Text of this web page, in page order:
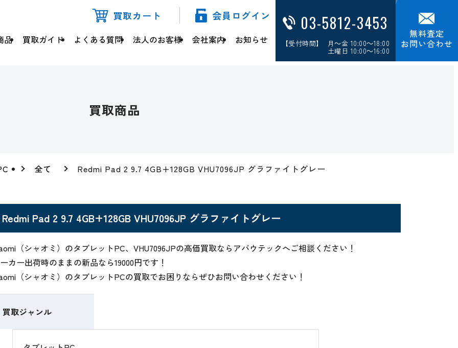
買取カート 会員ログイン
品 買取ガイド よくある質問 法人のお客様 会社案内 お知らせ
03-5812-3453
【受付時間】 月～金 10:00～18:00
土曜日 10:00～16:00
無料査定
お問い合わせ
買取商品
全て Redmi Pad 2 9.7 4GB+128GB VHU7096JP グラファイトグレー
Redmi Pad 2 9.7 4GB+128GB VHU7096JP グラファイトグレー
（シャオミ）のタブレットPC、VHU7096JPの高価買取ならアバウテックへご相談ください！
カー出荷時のままの新品なら19000円です！
（シャオミ）のタブレットPCの買取でお困りならぜひお問い合わせください！
買取ジャンル